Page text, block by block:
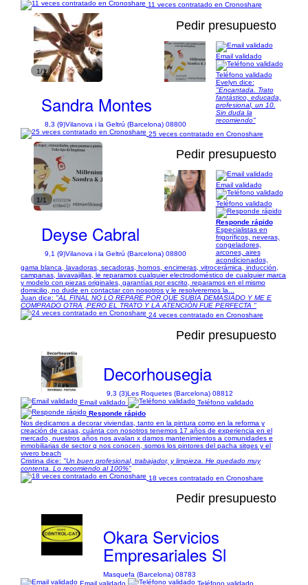
11 veces contratado en Cronoshare
1/1
Pedir presupuesto
Sandra Montes
8,3 (9)Vilanova i la Geltrú (Barcelona) 08800
Email validado
Teléfono validado
Evelyn dice:
"Encantada. Trato
fantástico, educada,
profesional, un 10.
Sin duda la
recomiendo"
25 veces contratado en Cronoshare
1/1
Pedir presupuesto
Deyse Cabral
9,1 (9)Vilanova i la Geltrú (Barcelona) 08800
Email validado
Teléfono validado
Responde rápido
Especialistas en
frigoríficos, neveras,
congeladores,
arcones, aires
acondicionados,
gama blanca, lavadoras, secadoras, hornos, encimeras, vitrocerámica, inducción,
campanas, lavavajillas, le reparamos cualquier electrodoméstico de cualquier marca
y modelo con piezas originales, garantías por escrito, reparamos en el mismo
domicilio, no dude en contactar con nosotros y le resolveremos la...
Juan dice: "AL FINAL NO LO REPARE POR QUE SUBÍA DEMASIADO Y ME E
COMPRADO OTRA ,PERO EL TRATO Y LA ATENCIÓN FUE PERFECTA "
24 veces contratado en Cronoshare
Pedir presupuesto
Decorhousegia
9,3 (3)Les Roquetes (Barcelona) 08812
Email validado
Teléfono validado
Responde rápido
Nos dedicamos a decorar viviendas, tanto en la pintura como en la reforma y
creación de casas, cuánta con nosotros tenemos 17 años de experiencia en el
mercado, nuestros años nos avalan x damos mantenimientos a comunidades e
inmobiliarias de sector q nos conocen, somos los pintores del pacha sitges y el
vivero beach
Cristina dice: "Un buen profesional, trabajador, y limpieza. He quedado muy
contenta. Lo recomiendo al 100%"
18 veces contratado en Cronoshare
Pedir presupuesto
Okara Servicios
Empresariales Sl
Masquefa (Barcelona) 08783
Email validado
Teléfono validado